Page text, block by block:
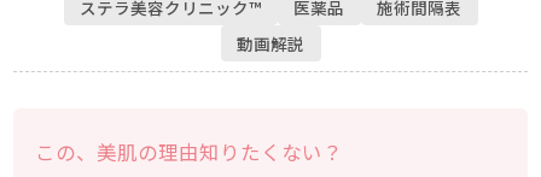
ステラ美容クリニック™︎ 医薬品
施術間隔表
動画解説
この、美肌の理由知りたくない？